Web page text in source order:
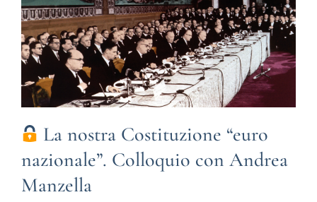
La nostra Costituzione “euro
nazionale”. Colloquio con Andrea
Manzella